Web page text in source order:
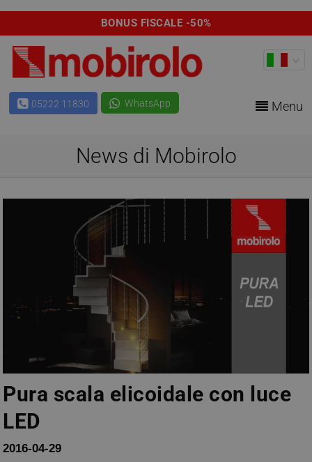
BONUS FISCALE -50%
05222 11830 WhatsApp Menu
News di Mobirolo
Pura scala elicoidale con luce
LED
2016-04-29